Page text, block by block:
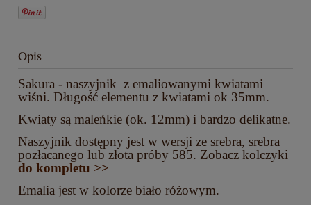
Opis
Sakura - naszyjnik z emaliowanymi kwiatami
wiśni. Długość elementu z kwiatami ok 35mm.
Kwiaty są maleńkie (ok. 12mm) i bardzo delikatne.
Naszyjnik dostępny jest w wersji ze srebra, srebra
pozłacanego lub złota próby 585. Zobacz kolczyki
do kompletu >>
Emalia jest w kolorze biało różowym.